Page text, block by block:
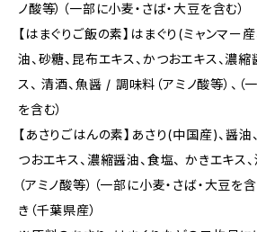
ノ酸等）（一部に小麦・さば・大豆を含む）
【はまぐりご飯の素】はまぐり(ミャンマー
油、砂糖、昆布エキス、かつおエキス、濃縮
ス、 清酒、魚醤 / 調味料（アミノ酸等）、（
を含む）
【あさりごはんの素】あさり(中国産)、醤油
つおエキス、濃縮醤油、食塩、 かきエキス
（アミノ酸等）（一部に小麦・さば・大豆を
き（千葉県産）